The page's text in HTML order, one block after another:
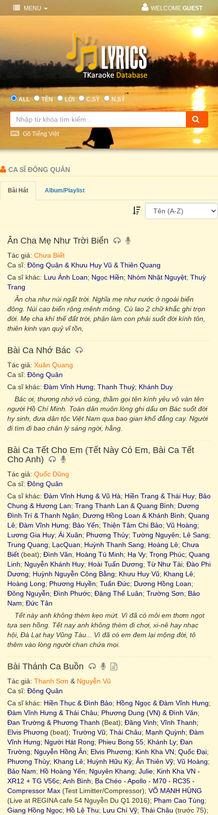
MENU WELCOME GUEST
ALL TÊN LỜI C.SỸ N.SỸ
Gõ Tiếng Việt
CA SĨ ĐÔNG QUÂN
Bài Hát Album/Playlist
Ân Cha Mẹ Như Trời Biển
Tác giả: Chưa Biết
Ca sĩ: Đông Quân & Khưu Huy Vũ & Thiên Quang
Ca sĩ khác: Lưu Ánh Loan; Ngọc Hiền; Nhóm Nhật Nguyệt; Thuỳ
Trang
Ân cha như núi ngất trời. Nghĩa mẹ như nước ở ngoài biển
đông. Núi cao biển rộng mênh mông. Cù lao 2 chữ khắc ghi trọn
đời. Mẹ cha khí thế đất trời, phận làm con phải suốt đời kính tôn,
thiên kinh vạn quỷ vĩ tồn,
Bài Ca Nhớ Bác
Tác giả: Xuân Quang
Ca sĩ: Đông Quân
Ca sĩ khác: Đàm Vĩnh Hưng; Thanh Thuý; Khánh Duy
Bác ơi, thương nhớ vô cùng, thầm gọi tên kính yêu vô vàn tên
người Hồ Chí Minh. Toàn dân muôn lòng ghi dấu ơn Bác suốt đời
hy sinh, đưa dân tộc Việt Nam qua bao gian khổ đắng cay. Người
đi tìm đi bao chân lý sáng ngời, hằng.
Bài Ca Tết Cho Em (Tết Này Có Em, Bài Ca Tết
Cho Anh)
Tác giả: Quốc Dũng
Ca sĩ: Đông Quân
Ca sĩ khác: Đàm Vĩnh Hưng & Vũ Hà; Hiền Trang & Thái Huy; Bảo
Chung & Hương Lan; Trang Thanh Lan & Quang Bình; Dương
Đình Trí & Thanh Ngân; Dương Hồng Loan & Khánh Bình; Quang
Lê; Đàm Vĩnh Hưng; Bảo Yến; Thiện Tâm Chi Bảo; Vũ Hoàng;
Lương Gia Huy; Ái Xuân; Phương Thủy; Tường Nguyên; Lê Sang;
Trung Quang; LạcQuan; Huỳnh Thanh Sang; Hoàng Lê; Chưa
Biết (beat); Đình Văn; Hoàng Tú Minh; Hạ Vy; Trọng Phúc; Quang
Linh; Nguyễn Khánh Huy; Hoài Tuấn Dương; Từ Như Tài; Đào Phi
Dương; Huỳnh Nguyễn Công Bằng; Khưu Huy Vũ; Khang Lê;
Hoàng Long; Phương Huyền; Tuấn Đức; Dương Hồng Loan;
Đông Nguyễn; Đình Phước; Đặng Thế Luân; Trường Sơn; Bảo
Nam; Đức Tân
Tết này anh không thèm kẹo mứt. Vì đã có môi em thơm ngọt
tựa sen hồng. Tết nay anh không thèm đi chơi, xi-nê hay nhạc
hội, Đà Lạt hay Vũng Tàu... Vì đã có em đem lại mộng đời, tô
thêm vào lòng người chan chứa mọi.
Bài Thánh Ca Buồn
Tác giả: Thanh Sơn & Nguyễn Vũ
Ca sĩ: Đông Quân
Ca sĩ khác: Hiền Thục & Đình Bảo; Hồng Ngọc & Đàm Vĩnh Hưng;
Đàm Vĩnh Hưng & Thái Châu; Phương Dung (VN) & Đình Văn;
Đan Trường & Phương Thanh (Beat); Đăng Vinh; Vĩnh Thanh;
Elvis Phương (beat); Trường Vũ; Thái Châu; Mạnh Quỳnh; Đàm
Vĩnh Hưng; Người Hát Rong; Phieu Bong 55; Khánh Ly; Đan
Trường; Nguyễn Hồng Ân; Elvis Phương; Kinh Kha VN; Quốc Đại;
Phương Thủy; Khang Lê; Huỳnh Hữu Kỳ; Ân Thiên Vỹ; Vũ Hoàng;
Bảo Nam; Hồ Hoàng Yến; Nguyên Khang; Julie; Kinh Kha VN -
XR12 + TG V56c; Anh Bình; Ba Chéo - Apollo - M70 - RC35 -
Compressor Max (Test Limitter/Compressor); VÕ MẠNH HÙNG
(Live at REGINA cafe 54 Nguyễn Du Q1 2016); Phạm Cao Tùng;
Giang Hồng Ngọc; Hồ Lệ Thu; Lưu Chí Vỹ; Thái Châu (trước 75);